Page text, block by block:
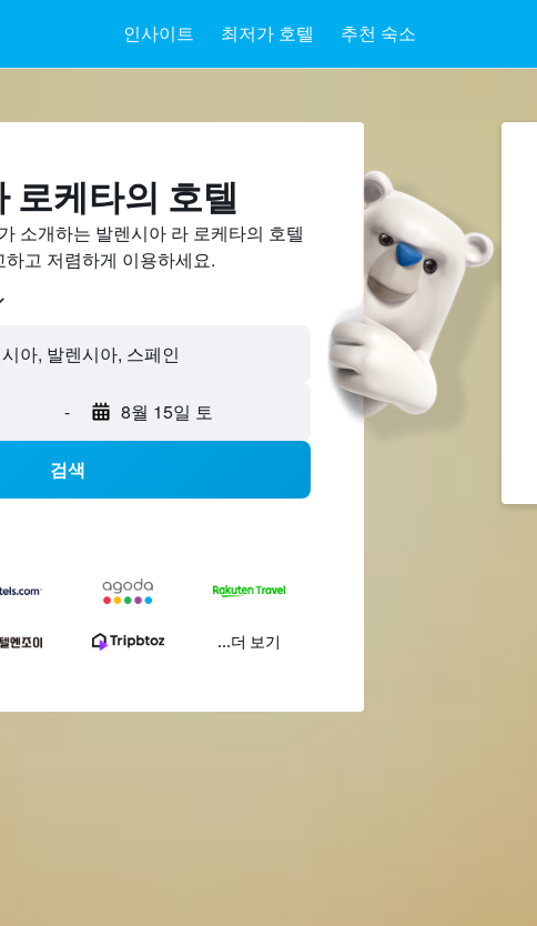
인사이트 최저가 호텔 추천 숙소
로케타의 호텔
소개하는 발렌시아 라 로케타의 호텔
고 저렴하게 이용하세요.
- 8월 15일 토
검색
...더 보기